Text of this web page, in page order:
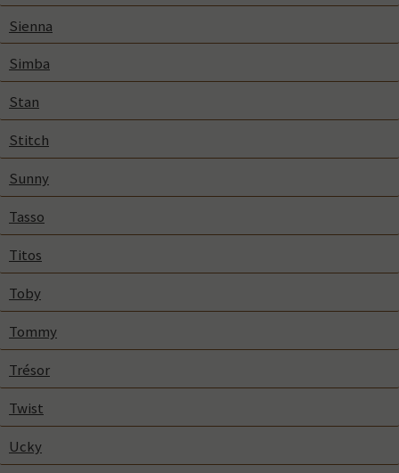
Sienna
Simba
Stan
Stitch
Sunny
Tasso
Titos
Toby
Tommy
Trésor
Twist
Ucky